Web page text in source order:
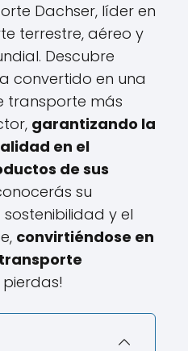
Dachser, líder en
terrestre, aéreo y
Descubre
convertido en una
transporte más
garantizando la
en el
de sus
su
y el
convirtiéndose en
pierdas!